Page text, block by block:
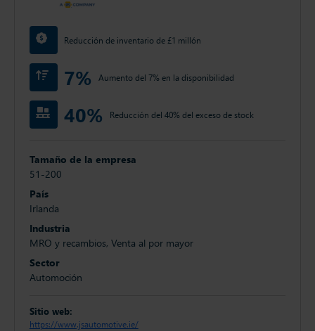
Reducción de inventario de £1 millón
7% Aumento del 7% en la disponibilidad
40% Reducción del 40% del exceso de stock
Tamaño de la empresa
51-200
País
Irlanda
Industria
MRO y recambios, Venta al por mayor
Sector
Automoción
Sitio web:
https://www.jsautomotive.ie/